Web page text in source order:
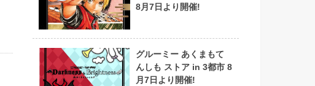
8月7日より開催!
グルーミー あくまもて
んしも ストア in 3都市 8
月7日より開催!